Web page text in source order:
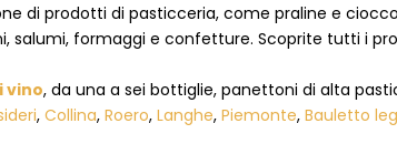
di prodotti di pasticceria, come praline e
salumi, formaggi e confetture. Scoprite tutti i
vino, da una a sei bottiglie, panettoni di alta
, Collina, Roero, Langhe, Piemonte, Bauletto